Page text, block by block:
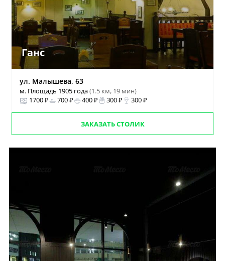
Ганс
ул. Малышева, 63
м. Площадь 1905 года(1.5 км, 19 мин)
1700 ₽
700 ₽ 400 ₽ 300 ₽ 300 ₽
ЗАКАЗАТЬ СТОЛИК